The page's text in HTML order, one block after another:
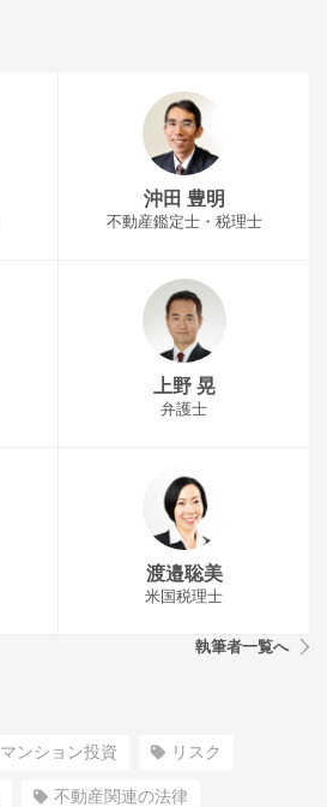
沖田 豊明
不動産鑑定士・税理士
上野 晃
弁護士
渡邉聡美
米国税理士
執筆者一覧へ
マンション投資 リスク
不動産関連の法律